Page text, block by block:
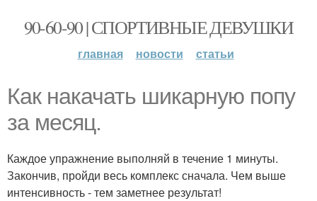
90-60-90 | СПОРТИВНЫЕ ДЕВУШКИ
главная новости статьи
Как накачать шикарную попу
за месяц.
Каждое упражнение выполняй в течение 1 минуты.
Закончив, пройди весь комплекс сначала. Чем выше
интенсивность - тем заметнее результат!